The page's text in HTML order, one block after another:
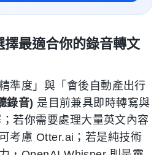
最適合你的錄音轉文
準度」與「會後自動產出行
錄音) 是目前兼具即時轉寫與
若你需要處理大量英文內容
考慮 Otter.ai；若是純技術